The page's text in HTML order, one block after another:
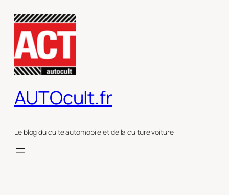
contenu
AUTOcult.fr
Le blog du culte automobile et de la culture voiture